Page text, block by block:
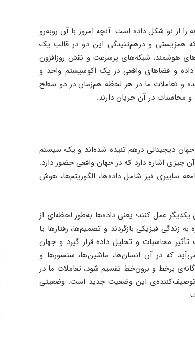
را از نو شکل داده است. آنچه امروز با آن روبه‌رو
همزیستی و درهم‌تنیدگی این دو در قالب یک
هوشمند، شبکه‌های پرسرعت و نقش روزافزون
و فضاهای واقعی در یک اکوسیستم واحد و
و تعاملات ما در هر لحظه هم‌زمان در دو سطح
محاسبات در آن جریان دارند.
دیجیتالی درهم تنیده شده‌اند و یک سیستم
چیزی اشاره دارد که در جهان واقعی حضور دارد:
سایبری نیز شامل داده‌ها، الگوریتم‌ها، هوش
عمل کنند؛ یعنی داده‌ها به‌طور لحظه‌ای از
فیزیکی بازگردند و تصمیم‌ها، رفتارها یا
محاسبات و تحلیل داده قرار گیرد و جهان
که در آن انسان‌ها، ماشین‌ها، سنسورها و
برخط و برون‌خط تقسیم شود، تعاملات ما در
توصیف‌کننده‌ی این وضعیت جدید است: وضعیتی